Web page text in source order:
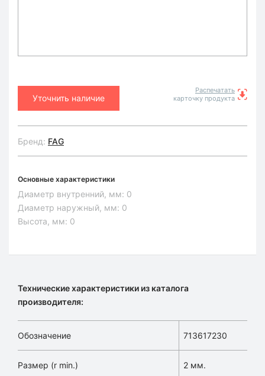
Уточнить наличие
Распечатать
карточку продукта
Бренд: FAG
Основные характеристики
Диаметр внутренний, мм: 0
Диаметр наружный, мм: 0
Высота, мм: 0
Технические характеристики из каталога
производителя:
Обозначение 713617230
Размер (r min.) 2 мм.